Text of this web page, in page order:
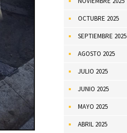
OCTUBRE 2025
SEPTIEMBRE 2025
AGOSTO 2025
JULIO 2025
JUNIO 2025
MAYO 2025
ABRIL 2025